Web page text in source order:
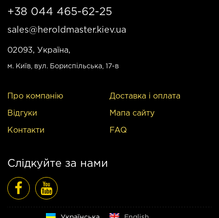
+38 044 465-62-25
sales@heroldmaster.kiev.ua
02093, Україна,
м. Київ , вул. Бориспільська, 17-в
Про компанію
Відгуки
Контакти
Доставка і оплата
Мапа сайту
FAQ
Слідкуйте за нами